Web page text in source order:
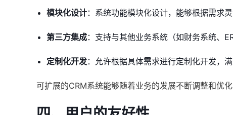
模块化设计：系统功能模块化设计，能够根据需求
第三方集成：支持与其他业务系统（如财务系统、
定制化开发：允许根据具体需求进行定制化开发，满
可扩展的CRM系统能够随着业务的发展不断调整和优